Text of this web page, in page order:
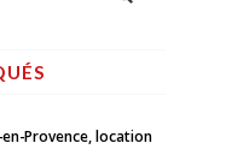
Provence, location